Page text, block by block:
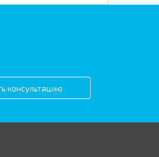
консультацию